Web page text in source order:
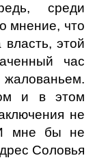
среди
мнение, что
этой
час
и в этом
не
мне бы не
Соловья